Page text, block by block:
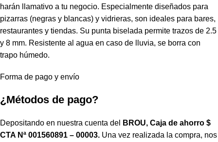
harán llamativo a tu negocio. Especialmente diseñados para
pizarras (negras y blancas) y vidrieras, son ideales para bares,
restaurantes y tiendas. Su punta biselada permite trazos de 2.5
y 8 mm. Resistente al agua en caso de lluvia, se borra con
trapo húmedo.
Forma de pago y envío
¿Métodos de pago?
Depositando en nuestra cuenta del
BROU, Caja de ahorro $
CTA Nª 001560891 – 00003. Una vez realizada la compra, nos